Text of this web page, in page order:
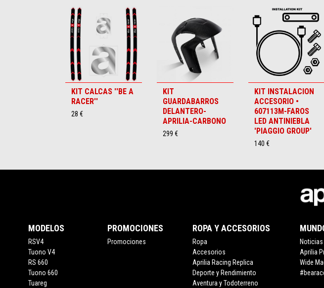
KIT CALCAS ''BE A
RACER''
28 €
KIT
GUARDABARROS
DELANTERO-
APRILIA-CARBONO
299 €
KIT INSTALACION
ACCESORIO •
607113M-FAROS
LED ANTINIEBLA
'PIAGGIO GROUP'
140 €
MODELOS
RSV4
Tuono V4
RS 660
Tuono 660
Tuareg
PROMOCIONES
Promociones
ROPA Y ACCESORIOS
Ropa
Accesorios
Aprilia Racing Replica
Deporte y Rendimiento
Aventura y Todoterreno
Noticias
Aprilia
Wide